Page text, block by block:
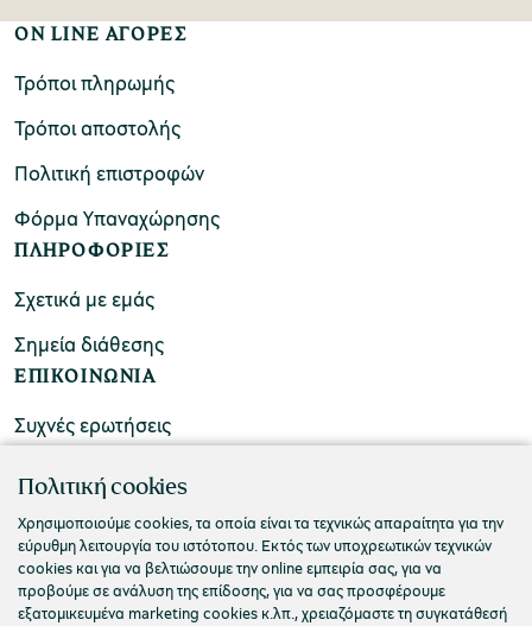
ON LINE ΑΓΟΡΕΣ
Τρόποι πληρωμής
Τρόποι αποστολής
Πολιτική επιστροφών
Φόρμα Υπαναχώρησης
ΠΛΗΡΟΦΟΡΙΕΣ
Σχετικά με εμάς
Σημεία διάθεσης
ΕΠΙΚΟΙΝΩΝΙΑ
Συχνές ερωτήσεις
Επικοινωνήστε μαζί μας
Πολιτική cookies
Χρησιμοποιούμε cookies, τα οποία είναι τα τεχνικώς απαραίτητα για την
εύρυθμη λειτουργία του ιστότοπου. Εκτός των υποχρεωτικών τεχνικών
cookies και για να βελτιώσουμε την online εμπειρία σας, για να
προβούμε σε ανάλυση της επίδοσης, για να σας προσφέρουμε
εξατομικευμένα marketing cookies κ.λπ., χρειαζόμαστε τη συγκατάθεσή